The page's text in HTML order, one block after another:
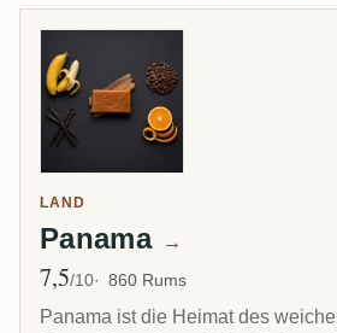
LAND
Panama →
Ø Bewertung
7,5/10 860 Rums
Panama ist die Heimat des